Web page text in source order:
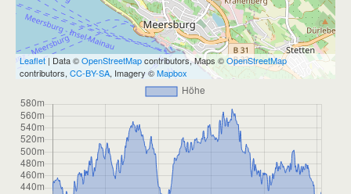
Leaflet| Data ©OpenStreetMapcontributors, Maps ©OpenStreetMap
contributors, CC-BY-SA, Imagery ©Mapbox